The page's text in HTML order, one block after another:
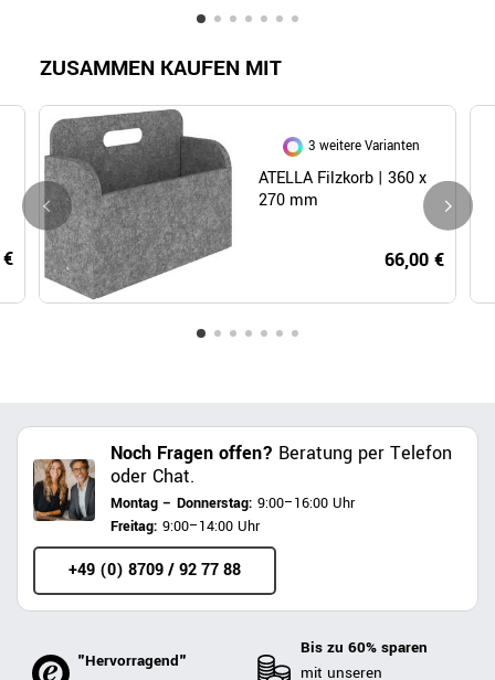
ZUSAMMEN KAUFEN MIT
3 weitere Varianten
ATELLA Filzkorb | 360 x
270 mm
66,00 €
Noch Fragen offen? Beratung per Telefon
oder Chat.
Montag – Donnerstag: 9:00–16:00 Uhr
Freitag: 9:00–14:00 Uhr
+49 (0) 8709 / 92 77 88
"Hervorragend"
Bis zu 60% sparen
mit unseren